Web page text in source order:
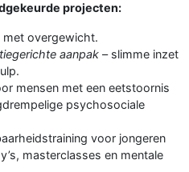
projecten:
overgewicht.
aanpak – slimme inzet
mensen met een eetstoornis
psychosociale
voor jongeren
masterclasses en mentale